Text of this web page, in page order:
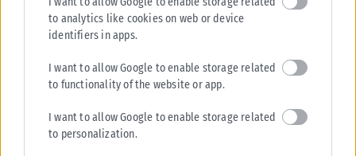
to analytics like cookies on web or device
identifiers in apps.
I want to allow Google to enable storage related
to functionality of the website or app.
I want to allow Google to enable storage related
to personalization.